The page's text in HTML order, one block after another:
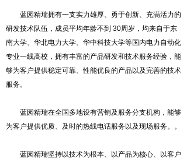
蓝园精瑞拥有一支实力雄厚、勇于创新、充满活力的
研发技术队伍，成员平均年龄不到 30周岁，均来自于东
南大学、华北电力大学、华中科技大学等国内电力自动化
专业一线高校，拥有丰富的产品研发和技术服务经验，能
够为客户提供稳定可靠、性能优良的产品以及完善的技术
服务。
蓝园精瑞在全国多地设有营销及服务分支机构，能够
为客户提供优质、及时的热线电话服务以及现场服务。。
蓝园精瑞坚持以技术为根本、以产品为核心、以客户